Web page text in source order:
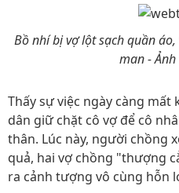
Bồ nhí bị vợ lột sạch quần
man -
Thấy sự việc ngày càng
dân giữ chặt cô vợ để cô
thân. Lúc này, người chồng
quả, hai vợ chồng "thượng
ra cảnh tượng vô cùng hỗn